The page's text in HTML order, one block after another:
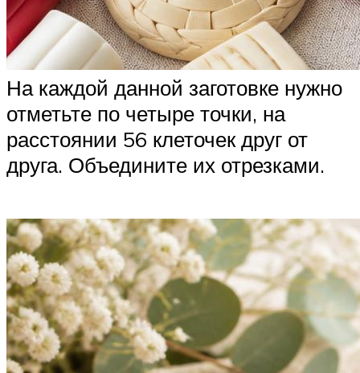
На каждой данной заготовке нужно
отметьте по четыре точки, на
расстоянии 56 клеточек друг от
друга. Объедините их отрезками.